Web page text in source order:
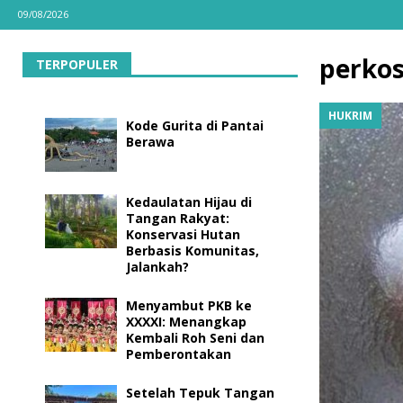
09/08/2026
HUKRIM
TERPOPULER
Kode Gurita di Pantai
Berawa
Kedaulatan Hijau di
Tangan Rakyat:
Konservasi Hutan
Berbasis Komunitas,
Jalankah?
Menyambut PKB ke
XXXXI: Menangkap
Kembali Roh Seni dan
Pemberontakan
Setelah Tepuk Tangan